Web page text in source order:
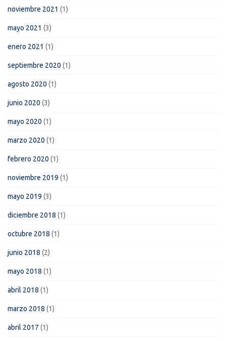
noviembre 2021 (1)
mayo 2021 (3)
enero 2021 (1)
septiembre 2020 (1)
agosto 2020 (1)
junio 2020 (3)
mayo 2020 (1)
marzo 2020 (1)
febrero 2020 (1)
noviembre 2019 (1)
mayo 2019 (3)
diciembre 2018 (1)
octubre 2018 (1)
junio 2018 (2)
mayo 2018 (1)
abril 2018 (1)
marzo 2018 (1)
abril 2017 (1)